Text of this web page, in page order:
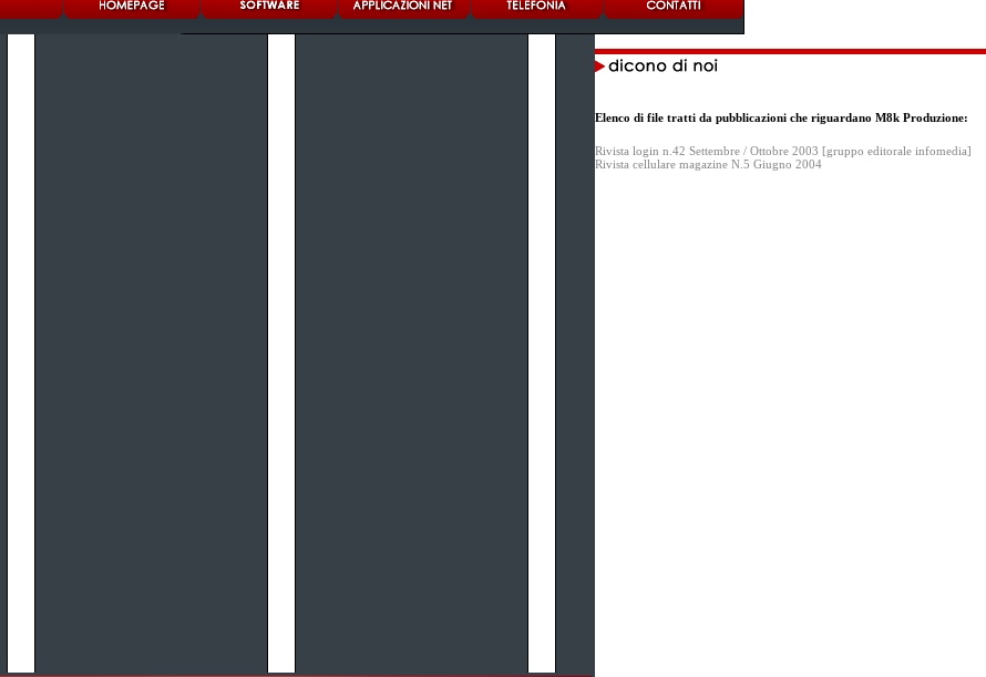
Elenco di file tratti da pubblicazioni che riguardano M8k Produzione:
Rivista login n.42 Settembre / Ottobre 2003 [gruppo editorale infomedia]
Rivista cellulare magazine N.5 Giugno 2004